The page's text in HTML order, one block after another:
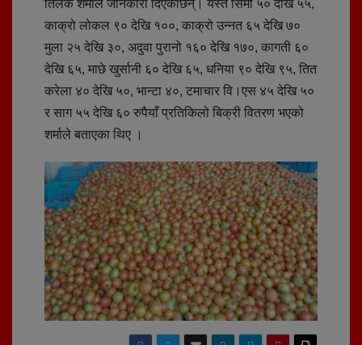
तिलक शर्माले जानकारी दिएकाछन्। यस्तै सिमी ५० देखि ५५,
काक्रो लोकल ९० देखि १००, काक्रो उन्नत ६५ देखि ७०
मुला २५ देखि ३०, अदुवा पुरानो १६० देखि १७०, कागती ६०
देखि ६५, माछे खुर्सानी ६० देखि ६५, धनिया ९० देखि ९५, तित
करेला ४० देखि ५०, भान्टा ४०, टमाचार वि।एस ४५ देखि ५०
र साग ५५ देखि ६० रुपैयाँ प्रतिकिलो बिक्री वितरण भएको
शर्माले बताएका थिए ।